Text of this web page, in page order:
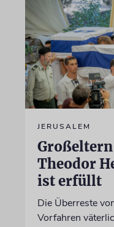
JERUSALEM
Theodor
ist erfüllt
Die Überreste
Vorfahren